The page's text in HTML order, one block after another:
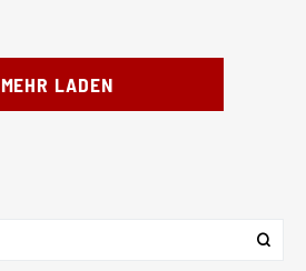
MEHR LADEN